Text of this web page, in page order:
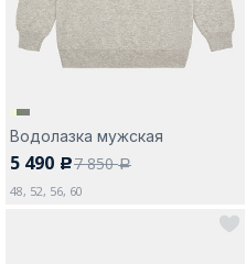
Водолазка мужская
5 490 c7 850a
48, 52, 56, 60